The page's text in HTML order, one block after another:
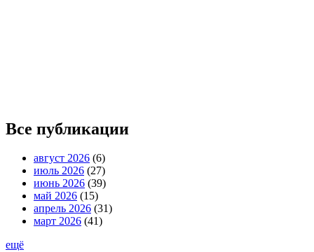
Все публикации
август 2026 (6)
июль 2026 (27)
июнь 2026 (39)
май 2026 (15)
апрель 2026 (31)
март 2026 (41)
ещё